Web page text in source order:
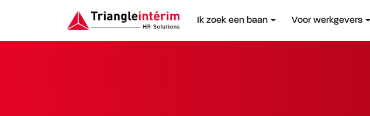
Ik zoek een baan Voor werkgevers